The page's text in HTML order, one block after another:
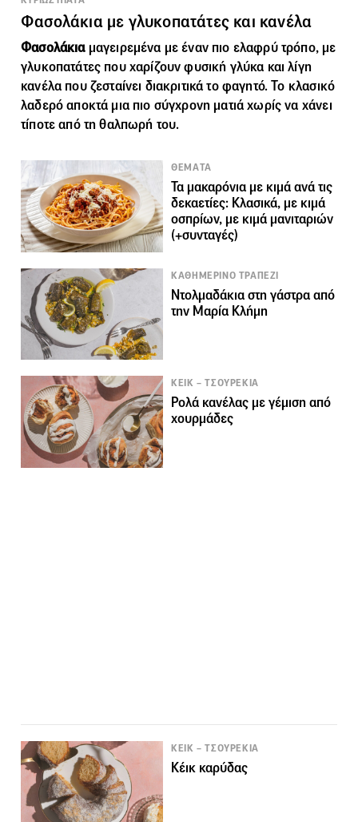
Φασολάκια με γλυκοπατάτες και κανέλα
Φασολάκιαμαγειρεμένα με έναν πιο ελαφρύ τρόπο, με
γλυκοπατάτες που χαρίζουν φυσική γλύκα και λίγη
κανέλα που ζεσταίνει διακριτικά το φαγητό. Το κλασικό
λαδερό αποκτά μια πιο σύγχρονη ματιά χωρίς να χάνει
τίποτε από τη θαλπωρή του.
ΘΕΜΑΤΑ
Τα μακαρόνια με κιμά ανά τις
δεκαετίες: Κλασικά, με κιμά
οσπρίων, με κιμά μανιταριών
(+συνταγές)
ΚΑΘΗΜΕΡΙΝΟ ΤΡΑΠΕΖΙ
Ντολμαδάκια στη γάστρα από
την Μαρία Κλήμη
ΚΕΙΚ – ΤΣΟΥΡΕΚΙΑ
Ρολά κανέλας με γέμιση από
χουρμάδες
ΚΕΙΚ – ΤΣΟΥΡΕΚΙΑ
Κέικ καρύδας